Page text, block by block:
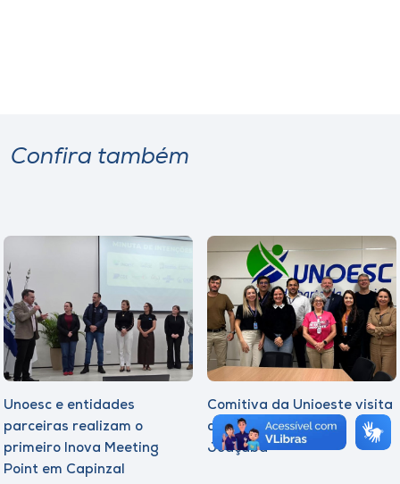
Confira também
Unoesc e entidades
parceiras realizam o
primeiro Inova Meeting
Point em Capinzal
Comitiva da Unioeste visita
o I.nova Unoesc em
Joaçaba